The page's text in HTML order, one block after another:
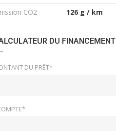
CO2
126 g / km
DU FINANCEMENT
DU PRÊT*